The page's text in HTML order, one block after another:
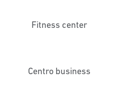
Fitness center
Centro business